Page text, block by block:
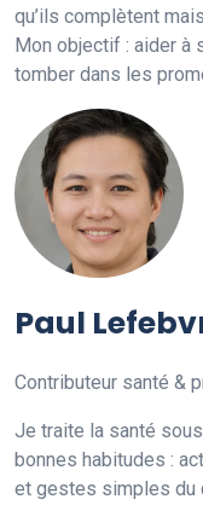
qu’ils complètent
Mon objectif : aider à
tomber dans les
Paul
Contributeur santé &
Je traite la santé
bonnes habitudes :
et gestes simples du